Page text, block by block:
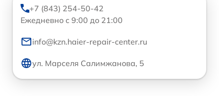
+7 (843) 254-50-42
Ежедневно с 9:00 до 21:00
info@kzn.haier-repair-center.ru
ул. Марселя Салимжанова, 5